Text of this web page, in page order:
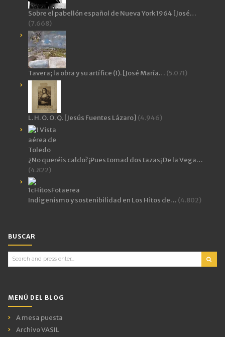
Sobre el pabellón español de Nueva York 1964 [José…
(7.668)
Tavera; la obra y su artífice (I). [José María… (5.071)
L. H. O. O. Q. [Jesús Fuentes Lázaro] (4.946)
¿No queréis caldo? ¡Pues tomad dos tazas¡ De la Vega…
(4.822)
Indigenismo y sostenibilidad en Los Hitos de… (4.802)
BUSCAR
Search
for:
MENÚ DEL BLOG
A mesa puesta
Archivo VASIL